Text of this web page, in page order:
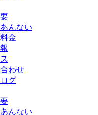
んない
金
わせ
グ
んない